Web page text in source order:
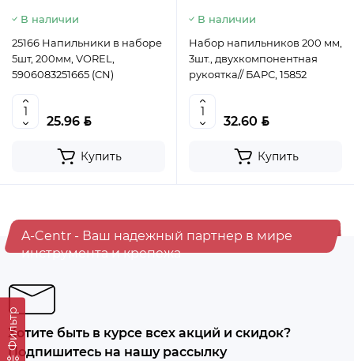
Фильтр
В наличии
25166 Напильники в наборе
5шт, 200мм, VOREL,
5906083251665 (CN)
25.96 BYN
Купить
В наличии
Набор напильников 200 мм,
3шт., двухкомпонентная
рукоятка// БАРС, 15852
32.60 BYN
Купить
A-Centr - Ваш надежный партнер в мире
инструмента и крепежа
Хотите быть в курсе всех акций и скидок?
Подпишитесь на нашу рассылку